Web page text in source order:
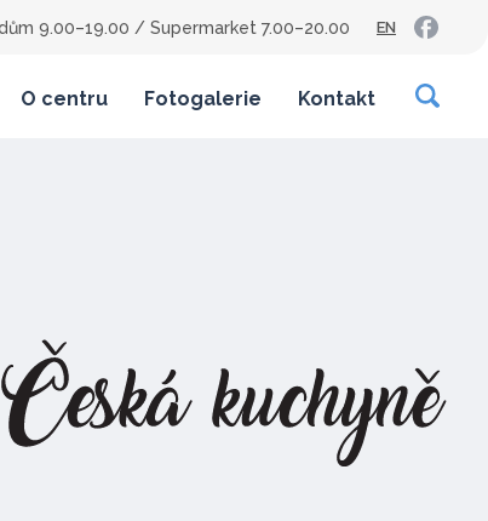
9.00–19.00 / Supermarket 7.00–20.00 EN
O centru Fotogalerie Kontakt